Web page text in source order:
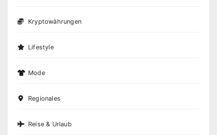
Kryptowährungen
Lifestyle
Mode
Regionales
Reise & Urlaub